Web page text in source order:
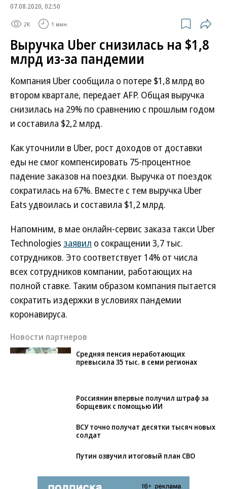
07.08.2020, 02:50
2K 1 мин.
Выручка Uber снизилась на $1,8
млрд из-за пандемии
Компания Uber сообщила о потере $1,8 млрд во
втором квартале, передает AFP. Общая выручка
снизилась на 29% по сравнению с прошлым годом
и составила $2,2 млрд.
Как уточнили в Uber, рост доходов от доставки
еды не смог компенсировать 75-процентное
падение заказов на поездки. Выручка от поездок
сократилась на 67%. Вместе с тем выручка Uber
Eats удвоилась и составила $1,2 млрд.
Напомним, в мае онлайн-сервис заказа такси Uber
Technologies заявил о сокращении 3,7 тыс.
сотрудников. Это соответствует 14% от числа
всех сотрудников компании, работающих на
полной ставке. Таким образом компания пытается
сократить издержки в условиях пандемии
коронавируса.
Новости партнеров
Средняя пенсия неработающих
превысила 35 тыс. в семи регионах
Россиянин впервые получил штраф за
борщевик с помощью ИИ
ВСУ точно получат десятки тысяч новых
солдат
Путин озвучил итоговый план СВО